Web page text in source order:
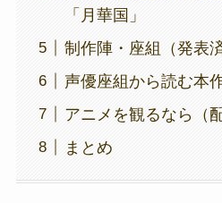
「月華国」
制作陣・座組（発表
声優座組から読む本
アニメを観るなら（
まとめ